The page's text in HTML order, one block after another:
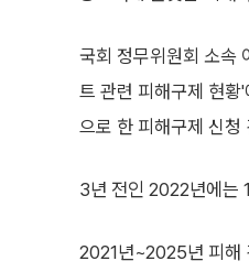
국회 정무위원회 소속
트 관련 피해구제 현황
으로 한 피해구제 신
3년 전인 2022년에는
2021년~2025년 피해